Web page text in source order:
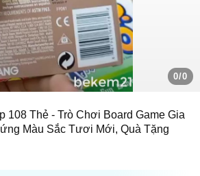
0/0
108 Thẻ - Trò Chơi Board Game Gia
Màu Sắc Tươi Mới, Quà Tặng